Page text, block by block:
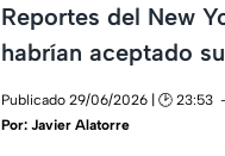
Reportes del New
habrían aceptado
Publicado 29/06/2026 | 🕑 23:53
Por: Javier Alatorre